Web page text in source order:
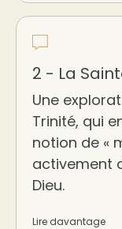
2 - La
Une
Trinité, qui
notion de «
activement
Dieu.
Lire davantage